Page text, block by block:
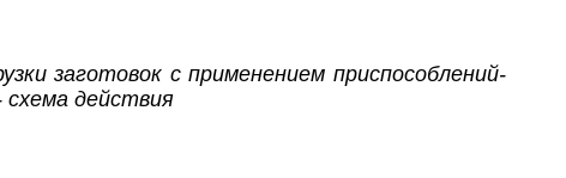
заготовок с применением приспособлений-
схема действия